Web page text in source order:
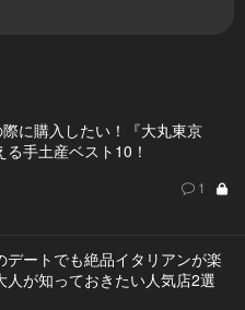
に購入したい！『大丸東京
る手土産ベスト10！
1
デートでも絶品イタリアンが楽
人が知っておきたい人気店2選